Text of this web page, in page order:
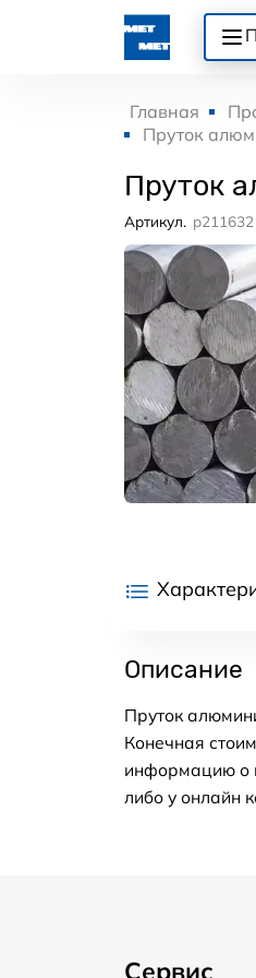
Главная
Пруток
Пруток
Артикул. p211632
Описание
Пруток
Конечная
информацию о
либо у онлайн
Сервис